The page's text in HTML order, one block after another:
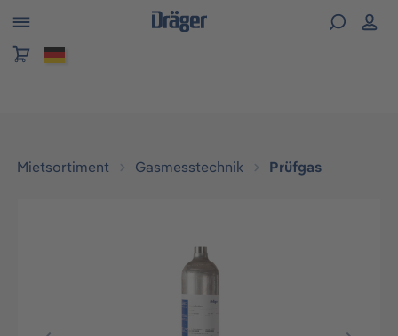
springen
Mietsortiment Gasmesstechnik Prüfgas
Bildergalerie überspringen